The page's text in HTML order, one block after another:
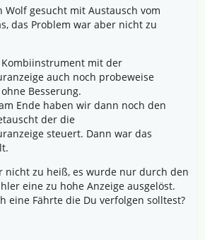
gesucht mit Austausch vom
das Problem war aber nicht zu
mit der
auch noch probeweise
Besserung.
Ende haben wir dann noch den
der die
steuert. Dann war das
nicht zu heiß, es wurde nur durch den
eine zu hohe Anzeige ausgelöst.
eine Fährte die Du verfolgen solltest?